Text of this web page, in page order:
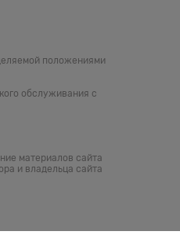
положениями
обслуживания с
материалов сайта
и владельца сайта